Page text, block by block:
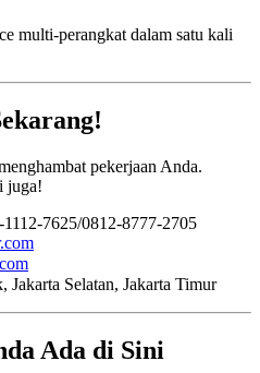
multi-perangkat dalam satu kali
pekerjaan Anda.
juga!
1112-7625/0812-8777-2705
Jakarta Selatan, Jakarta Timur
Ada di Sini